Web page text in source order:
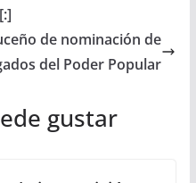
de nominación de
del Poder Popular
gustar